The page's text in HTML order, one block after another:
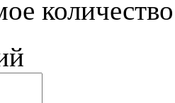
количество